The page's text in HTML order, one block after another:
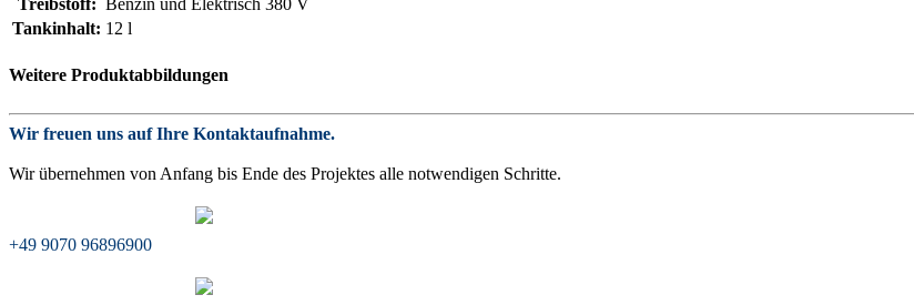
Treibstoff: Benzin und Elektrisch 380 V
Tankinhalt: 12 l
Weitere Produktabbildungen
Wir freuen uns auf Ihre Kontaktaufnahme.
Wir übernehmen von Anfang bis Ende des Projektes alle notwendigen Schritte.
+49 9070 96896900